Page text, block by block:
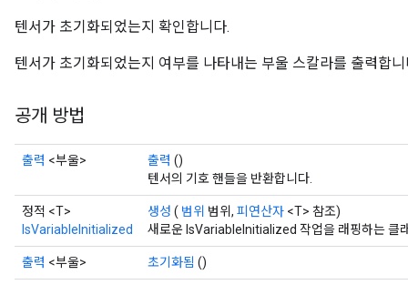
텐서가 초기화되었는지 확인합니다.
텐서가 초기화되었는지 여부를 나타내는 부울 스칼라를 출력합니
공개 방법
출력 <부울> 출력 ()
텐서의 기호 핸들을 반환합니다.
정적 <T>
IsVariableInitialized
생성 ( 범위 범위, 피연산자 <T> 참조)
새로운 IsVariableInitialized 작업을 래핑하는 클
출력 <부울> 초기화됨 ()